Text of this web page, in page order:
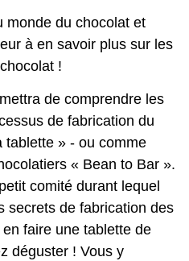
monde du chocolat et
à en savoir plus sur les
!
de comprendre les
de fabrication du
tablette » - ou comme
« Bean to Bar ».
comité durant lequel
secrets de fabrication des
faire une tablette de
déguster ! Vous y